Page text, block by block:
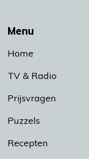
Menu
Home
TV & Radio
Prijsvragen
Puzzels
Recepten